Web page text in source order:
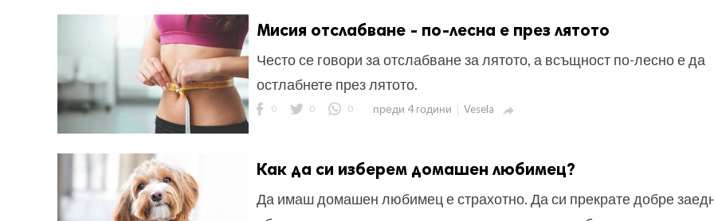
Мисия отслабване - по-лесна е през лятото
Често се говори за отслабване за лятото, а всъщност по-лесно е да
остлабнете през лятото.
0 0 0 преди 4 години Vesela 
Как да си изберем домашен любимец?
Да имаш домашен любимец е страхотно. Да си прекрате добре